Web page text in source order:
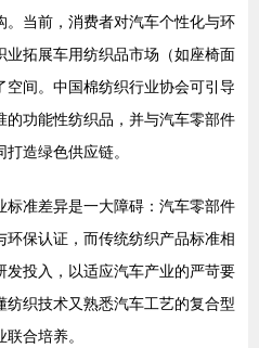
。当前，消费者对汽车个性化与环
拓展车用纺织品市场（如座椅面
间。中国棉纺织行业协会可引导
功能性纺织品，并与汽车零部件
造绿色供应链。
标准差异是一大障碍：汽车零部件
保认证，而传统纺织产品标准相
发投入，以适应汽车产业的严苛要
织技术又熟悉汽车工艺的复合型
合培养。